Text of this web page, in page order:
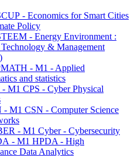
- Economics for Smart Cities
Policy
- Energy Environment :
Technology & Management
- M1 - Applied
and statistics
M1 CPS - Cyber Physical
- M1 CSN - Computer Science
- M1 Cyber - Cybersecurity
- M1 HPDA - High
Data Analytics